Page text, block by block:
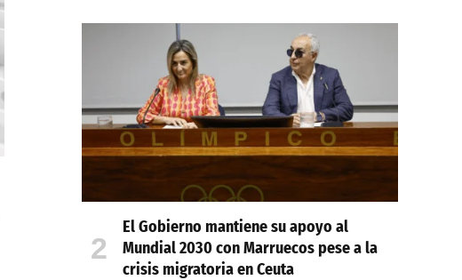
El Gobierno mantiene su apoyo al
Mundial 2030 con Marruecos pese a la
crisis migratoria en Ceuta